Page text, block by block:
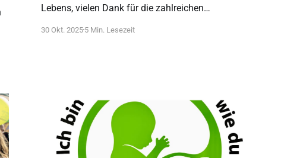
Lebens, vielen Dank für die zahlreichen
für das Leben 2025 in Berlin und Köln erhalten
30 Okt. 20255 Min. Lesezeit